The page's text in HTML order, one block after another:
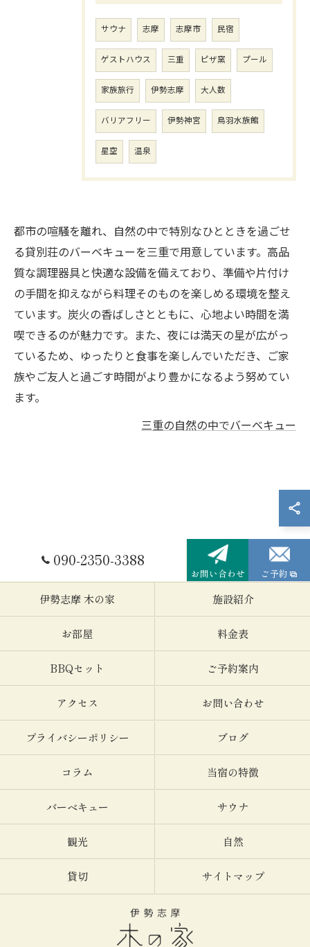
サウナ 志摩 志摩市 民宿
ゲストハウス 三重 ピザ窯 プール
家族旅行 伊勢志摩 大人数
バリアフリー 伊勢神宮 鳥羽水族館
星空 温泉
都市の喧騒を離れ、自然の中で特別なひとときを過ごせ
る貸別荘のバーベキューを三重で用意しています。高品
質な調理器具と快適な設備を備えており、準備や片付け
の手間を抑えながら料理そのものを楽しめる環境を整え
ています。炭火の香ばしさとともに、心地よい時間を満
喫できるのが魅力です。また、夜には満天の星が広がっ
ているため、ゆったりと食事を楽しんでいただき、ご家
族やご友人と過ごす時間がより豊かになるよう努めてい
ます。
三重の自然の中でバーベキュー
090-2350-3388
お問い合わせ ご予約
伊勢志摩 木の家 施設紹介
お部屋 料金表
BBQセット ご予約案内
アクセス お問い合わせ
プライバシーポリシー ブログ
コラム 当宿の特徴
バーベキュー サウナ
観光 自然
貸切 サイトマップ